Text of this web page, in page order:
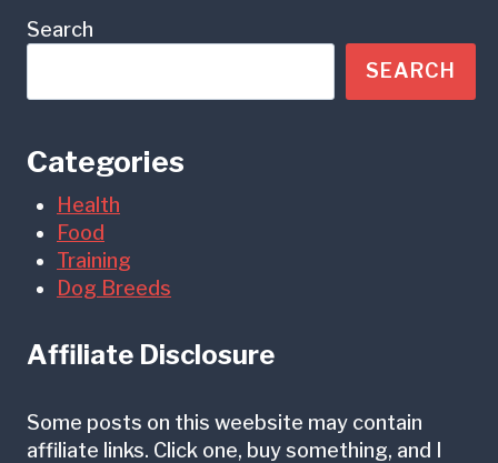
Search
SEARCH
Categories
Health
Food
Training
Dog Breeds
Affiliate Disclosure
Some posts on this weebsite may contain
affiliate links. Click one, buy something, and I